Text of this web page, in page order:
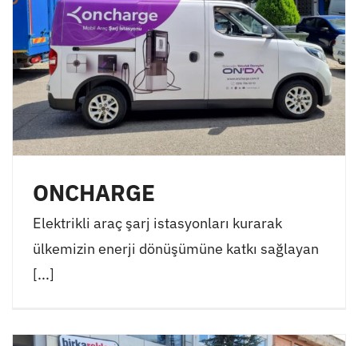
ONCHARGE
Elektrikli araç şarj istasyonları kurarak
ülkemizin enerji dönüşümüne katkı sağlayan
[...]